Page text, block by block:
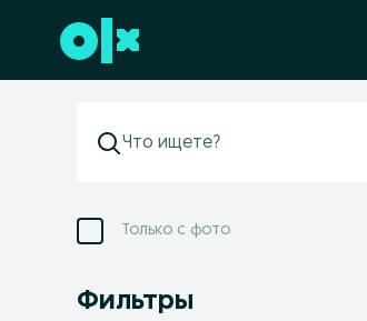
Перейти к нижнему колонтитулу
Только с фото
Фильтры